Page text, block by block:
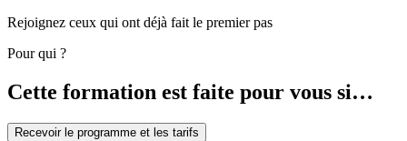
Rejoignez ceux qui ont déjà fait le premier pas
Pour qui ?
Cette formation est faite pour vous si…
Recevoir le programme et les tarifs